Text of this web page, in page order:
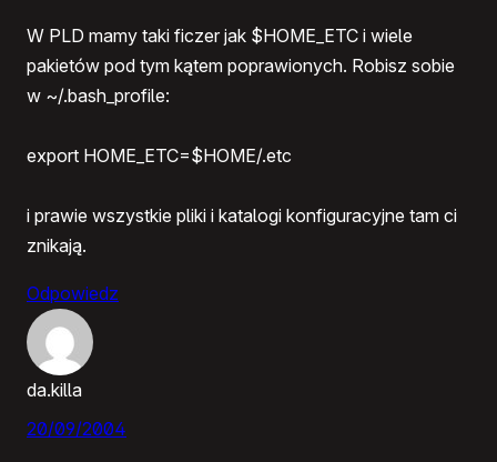
W PLD mamy taki ficzer jak $HOME_ETC i wiele
pakietów pod tym kątem poprawionych. Robisz sobie
w ~/.bash_profile:
export HOME_ETC=$HOME/.etc
i prawie wszystkie pliki i katalogi konfiguracyjne tam ci
znikają.
Odpowiedz
da.killa
20/09/2004